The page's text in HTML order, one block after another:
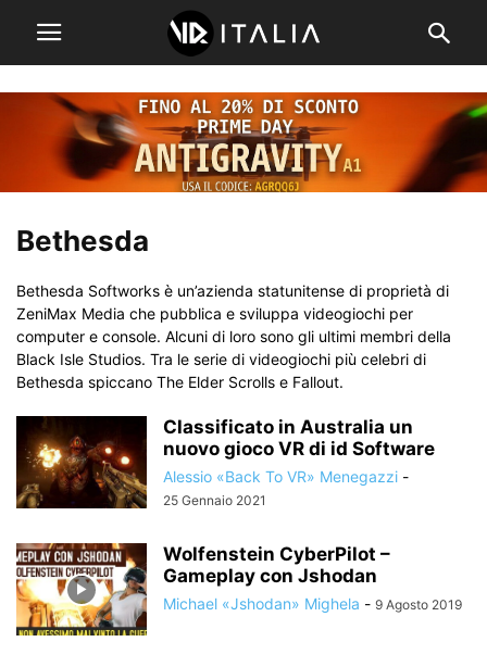
Bethesda
Bethesda Softworks è un’azienda statunitense di proprietà di
ZeniMax Media che pubblica e sviluppa videogiochi per
computer e console. Alcuni di loro sono gli ultimi membri della
Black Isle Studios. Tra le serie di videogiochi più celebri di
Bethesda spiccano The Elder Scrolls e Fallout.
Classificato in Australia un
nuovo gioco VR di id Software
Alessio «Back To VR» Menegazzi -
25 Gennaio 2021
Wolfenstein CyberPilot –
Gameplay con Jshodan
Michael «Jshodan» Mighela - 9 Agosto 2019